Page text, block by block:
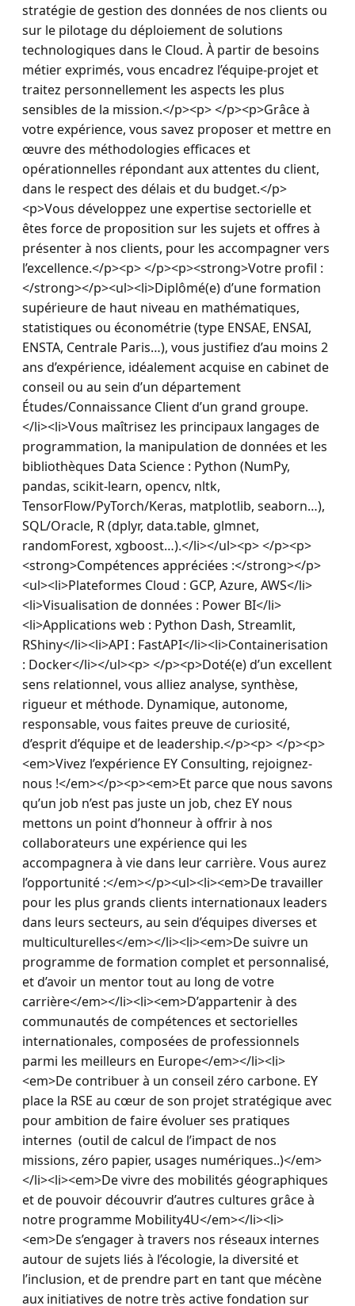
stratégie de gestion des données de nos clients ou
sur le pilotage du déploiement de solutions
technologiques dans le Cloud. À partir de besoins
métier exprimés, vous encadrez l’équipe-projet et
traitez personnellement les aspects les plus
sensibles de la mission.</p><p> </p><p>Grâce à
votre expérience, vous savez proposer et mettre en
œuvre des méthodologies efficaces et
opérationnelles répondant aux attentes du client,
dans le respect des délais et du budget.</p>
<p>Vous développez une expertise sectorielle et
êtes force de proposition sur les sujets et offres à
présenter à nos clients, pour les accompagner vers
l’excellence.</p><p> </p><p><strong>Votre profil :
</strong></p><ul><li>Diplômé(e) d’une formation
supérieure de haut niveau en mathématiques,
statistiques ou économétrie (type ENSAE, ENSAI,
ENSTA, Centrale Paris…), vous justifiez d’au moins 2
ans d’expérience, idéalement acquise en cabinet de
conseil ou au sein d’un département
Études/Connaissance Client d’un grand groupe.
</li><li>Vous maîtrisez les principaux langages de
programmation, la manipulation de données et les
bibliothèques Data Science : Python (NumPy,
pandas, scikit-learn, opencv, nltk,
TensorFlow/PyTorch/Keras, matplotlib, seaborn…),
SQL/Oracle, R (dplyr, data.table, glmnet,
randomForest, xgboost…).</li></ul><p> </p><p>
<strong>Compétences appréciées :</strong></p>
<ul><li>Plateformes Cloud : GCP, Azure, AWS</li>
<li>Visualisation de données : Power BI</li>
<li>Applications web : Python Dash, Streamlit,
RShiny</li><li>API : FastAPI</li><li>Containerisation
: Docker</li></ul><p> </p><p>Doté(e) d’un excellent
sens relationnel, vous alliez analyse, synthèse,
rigueur et méthode. Dynamique, autonome,
responsable, vous faites preuve de curiosité,
d’esprit d’équipe et de leadership.</p><p> </p><p>
<em>Vivez l’expérience EY Consulting, rejoignez-
nous !</em></p><p><em>Et parce que nous savons
qu’un job n’est pas juste un job, chez EY nous
mettons un point d’honneur à offrir à nos
collaborateurs une expérience qui les
accompagnera à vie dans leur carrière. Vous aurez
l’opportunité :</em></p><ul><li><em>De travailler
pour les plus grands clients internationaux leaders
dans leurs secteurs, au sein d’équipes diverses et
multiculturelles</em></li><li><em>De suivre un
programme de formation complet et personnalisé,
et d’avoir un mentor tout au long de votre
carrière</em></li><li><em>D’appartenir à des
communautés de compétences et sectorielles
internationales, composées de professionnels
parmi les meilleurs en Europe</em></li><li>
<em>De contribuer à un conseil zéro carbone. EY
place la RSE au cœur de son projet stratégique avec
pour ambition de faire évoluer ses pratiques
internes  (outil de calcul de l’impact de nos
missions, zéro papier, usages numériques..)</em>
</li><li><em>De vivre des mobilités géographiques
et de pouvoir découvrir d’autres cultures grâce à
notre programme Mobility4U</em></li><li>
<em>De s’engager à travers nos réseaux internes
autour de sujets liés à l’écologie, la diversité et
l’inclusion, et de prendre part en tant que mécène
aux initiatives de notre très active fondation sur